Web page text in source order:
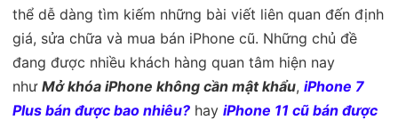
thể dễ dàng tìm kiếm những bài viết liên quan đến định
giá, sửa chữa và mua bán iPhone cũ. Những chủ đề
đang được nhiều khách hàng quan tâm hiện nay
như Mở khóa iPhone không cần mật khẩu, iPhone 7
Plus bán được bao nhiêu? hay iPhone 11 cũ bán được